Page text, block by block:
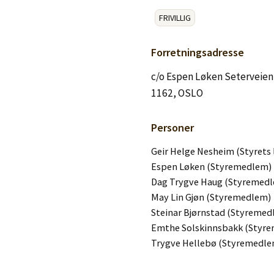
FRIVILLIG
Forretningsadresse
c/o Espen Løken
1162, OSLO
Personer
Geir Helge Nesheim (Styrets
Espen Løken (Styremedlem)
Dag Trygve Haug
May Lin Gjøn (Styremedlem)
Steinar Bjørnstad
Emthe Solskinnsbakk
Trygve Hellebø